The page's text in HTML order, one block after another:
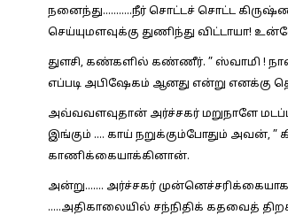
நனைந்து………..நீர் சொட்டச் சொட்ட கிருஷ்ணர்
செய்யுமளவுக்கு துணிந்து விட்டாயா!
துளசி, கண்களில் கண்ணீர். ” ஸ்வாமி !
எப்படி அபிஷேகம் ஆனது என்று எனக்கு
அவ்வவளவுதான் அர்ச்சகர் மறுநாளே
இங்கும் …. காய் நறுக்கும்போதும் அவன்,
காணிக்கையாக்கினான்.
அன்று……. அர்ச்சகர் முன்னெச்சரிக்கையாக
…..அதிகாலையில் சந்நிதிக் கதவைத்